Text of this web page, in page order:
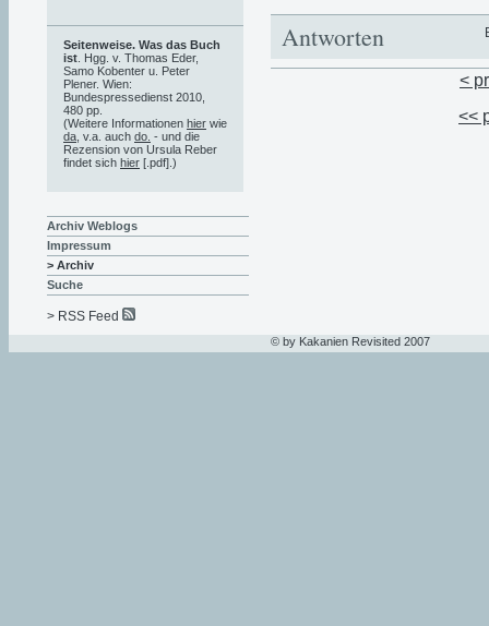
Antworten
<
<<
Seitenweise. Was das Buch
ist . Hgg. v. Thomas Eder,
Samo Kobenter u. Peter
Plener. Wien:
Bundespressedienst 2010,
480 pp.
(Weitere Informationen hier wie
da , v.a. auch do. - und die
Rezension von Ursula Reber
findet sich hier [.pdf].)
Archiv Weblogs
Impressum
> Archiv
Suche
> RSS Feed
© by Kakanien Revisited 2007